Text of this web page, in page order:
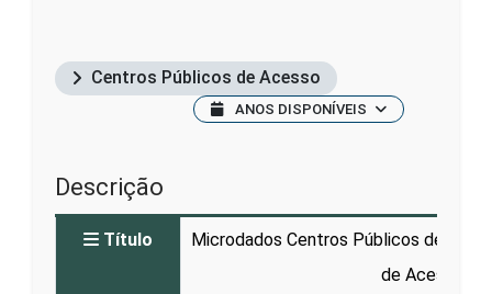
Centros Públicos de Acesso
ANOS DISPONÍVEIS
Descrição
Título
Microdados Centros Públicos de
de Acesso